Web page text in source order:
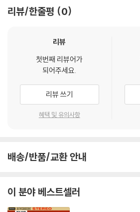
리뷰/한줄평 0
리뷰
첫번째 리뷰어가
되어주세요.
리뷰 쓰기
혜택 및 유의사항
배송/반품/교환 안내
이 분야 베스트셀러